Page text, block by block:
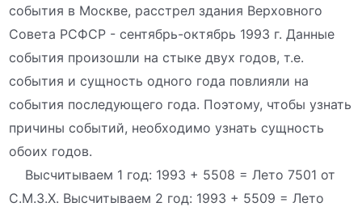
события в Москве, расстрел здания Верховного
Совета РСФСР - сентябрь-октябрь 1993 г. Данные
события произошли на стыке двух годов, т.е.
события и сущность одного года повлияли на
события последующего года. Поэтому, чтобы узнать
причины событий, необходимо узнать сущность
обоих годов.
Высчитываем 1 год: 1993 + 5508 = Лето 7501 от
С.М.З.Х. Высчитываем 2 год: 1993 + 5509 = Лето